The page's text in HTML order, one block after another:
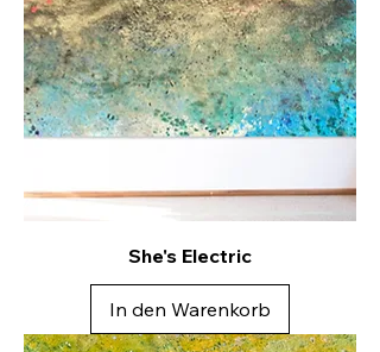
She's Electric
In den Warenkorb